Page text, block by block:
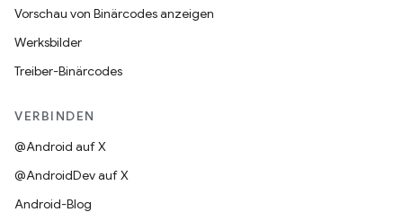
Vorschau von Binärcodes anzeigen
Werksbilder
Treiber-Binärcodes
VERBINDEN
@Android auf X
@AndroidDev auf X
Android-Blog